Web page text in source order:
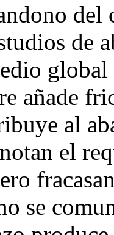
de
añade
al
el
se